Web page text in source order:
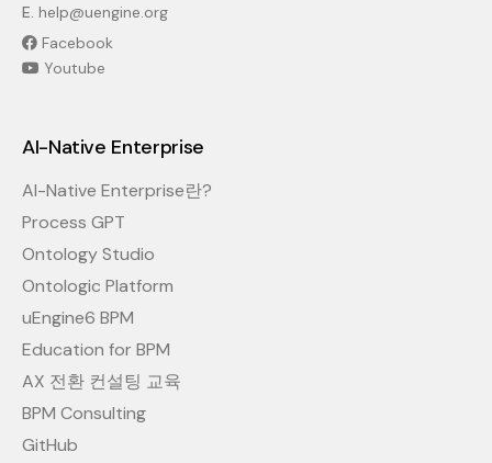
E. help@uengine.org
Facebook
Youtube
AI-Native Enterprise
AI-Native Enterprise란?
Process GPT
Ontology Studio
Ontologic Platform
uEngine6 BPM
Education for BPM
AX 전환 컨설팅 교육
BPM Consulting
GitHub